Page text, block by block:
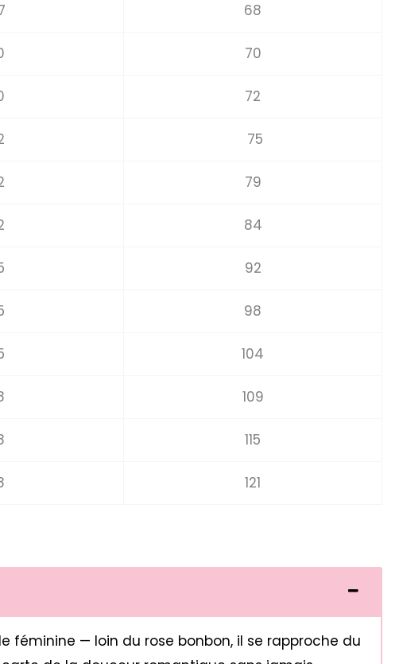
68
70
72
75
79
84
92
98
104
109
115
121
féminine — loin du rose bonbon, il se rapproche du